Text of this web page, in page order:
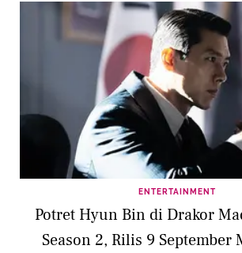
ENTERTAINMENT
Potret Hyun Bin di Drakor
Season 2, Rilis 9 September